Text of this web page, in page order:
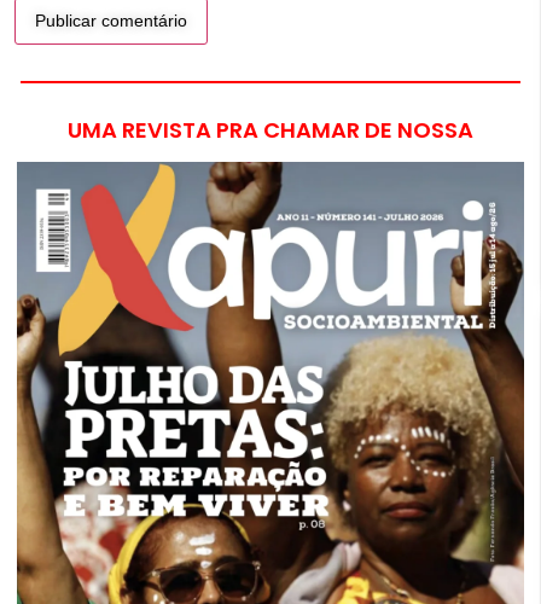
UMA REVISTA PRA CHAMAR DE NOSSA